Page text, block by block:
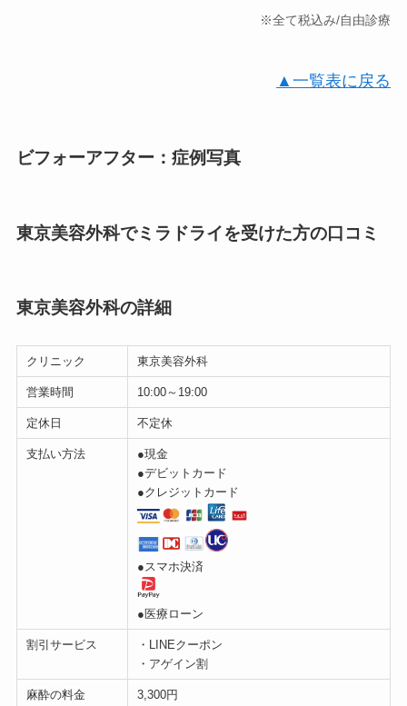
※全て税込み/自由診療
▲一覧表に戻る
ビフォーアフター：症例写真
東京美容外科でミラドライを受けた方の口コミ
東京美容外科の詳細
クリニック 東京美容外科
営業時間 10:00～19:00
定休日 不定休
支払い方法
●現金
●デビットカード
●クレジットカード
●スマホ決済
●医療ローン
割引サービス
・LINEクーポン
・アゲイン割
麻酔の料金
3,300円